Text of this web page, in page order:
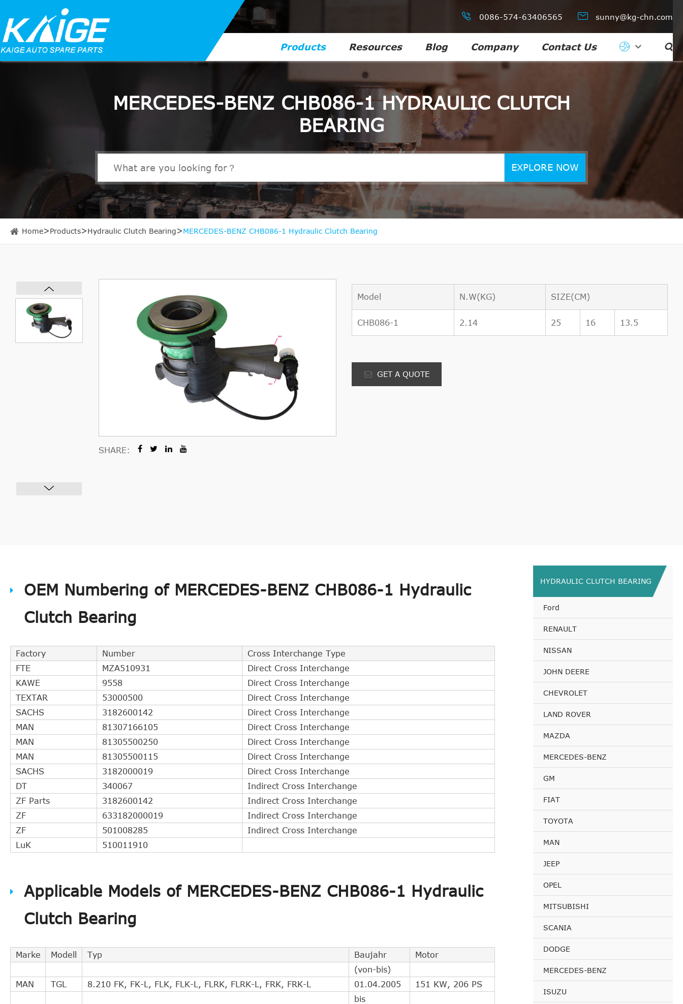
 0086-574-63406565  sunny@kg-chn.com
Products Resources Blog Company Contact Us 
MERCEDES-BENZ CHB086-1 HYDRAULIC CLUTCH
BEARING
EXPLORE NOW
Home Products Hydraulic Clutch Bearing MERCEDES-BENZ CHB086-1 Hydraulic Clutch Bearing
SHARE:
Model N.W(KG) SIZE(CM)
CHB086-1 2.14 25 16 13.5
GET A QUOTE
OEM Numbering of MERCEDES-BENZ CHB086-1 Hydraulic
Clutch Bearing
Factory Number
Cross Interchange Type
FTE
MZA510931
Direct Cross Interchange
KAWE
9558
Direct Cross Interchange
TEXTAR
53000500
Direct Cross Interchange
SACHS
3182600142
Direct Cross Interchange
MAN
81307166105
Direct Cross Interchange
MAN
81305500250
Direct Cross Interchange
MAN
81305500115
Direct Cross Interchange
SACHS
3182000019
Direct Cross Interchange
DT
340067
Indirect Cross Interchange
ZF Parts
3182600142
Indirect Cross Interchange
ZF
633182000019
Indirect Cross Interchange
ZF
501008285
Indirect Cross Interchange
LuK
510011910
Applicable Models of MERCEDES-BENZ CHB086-1 Hydraulic
Clutch Bearing
Marke Modell Typ Baujahr
Motor
(von-bis)
MAN
TGL 8.210 FK, FK-L, FLK, FLK-L, FLRK, FLRK-L, FRK, FRK-L 01.04.2005
151 KW, 206 PS
bis
HYDRAULIC CLUTCH BEARING
Ford
RENAULT
NISSAN
JOHN DEERE
CHEVROLET
LAND ROVER
MAZDA
MERCEDES-BENZ
GM
FIAT
TOYOTA
MAN
JEEP
OPEL
MITSUBISHI
SCANIA
DODGE
MERCEDES-BENZ
ISUZU